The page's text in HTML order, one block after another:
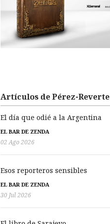
Artículos de Pérez-Reverte
El día que odié a la Argentina
EL BAR DE ZENDA
02 Ago 2026
Esos reporteros sensibles
EL BAR DE ZENDA
30 Jul 2026